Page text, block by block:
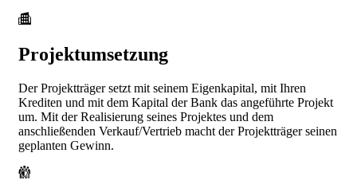
Projektumsetzung
Der Projektträger setzt mit seinem Eigenkapital, mit Ihren
Krediten und mit dem Kapital der Bank das angeführte Projekt
um. Mit der Realisierung seines Projektes und dem
anschließenden Verkauf/Vertrieb macht der Projektträger seinen
geplanten Gewinn.